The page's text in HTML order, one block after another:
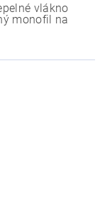
vlákno
monofil na